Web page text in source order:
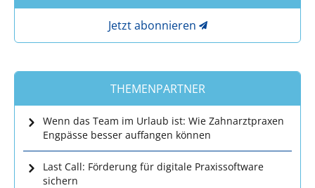
Jetzt abonnieren
THEMENPARTNER
Wenn das Team im Urlaub ist: Wie Zahnarztpraxen
Engpässe besser auffangen können
Last Call: Förderung für digitale Praxissoftware
sichern